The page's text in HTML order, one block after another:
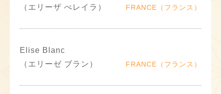
（エリーザ ぺレイラ）
FRANCE（フランス）
Elise Blanc
（エリーゼ ブラン）
FRANCE（フランス）